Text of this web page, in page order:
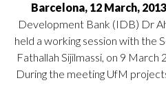
Barcelona, 12 March,
Development Bank (IDB) Dr
held a working session with the
Fathallah Sijilmassi, on 9 March
During the meeting UfM